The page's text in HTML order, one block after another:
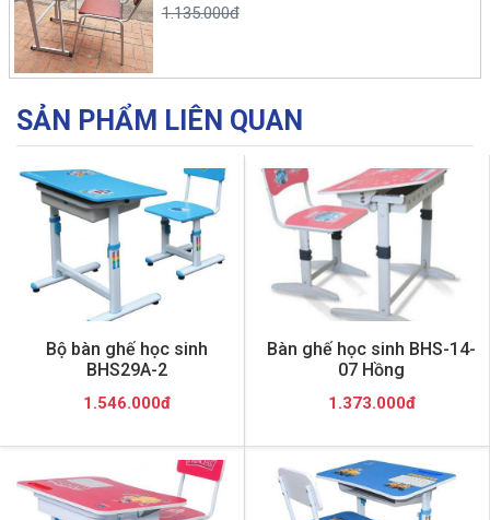
1.135.000đ
SẢN PHẨM LIÊN QUAN
Bộ bàn ghế học sinh
BHS29A-2
1.546.000đ
Bàn ghế học sinh BHS-14-
07 Hồng
1.373.000đ